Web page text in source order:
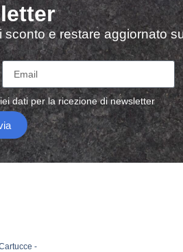
e restare aggiornato
dati per la ricezione di newsletter
-